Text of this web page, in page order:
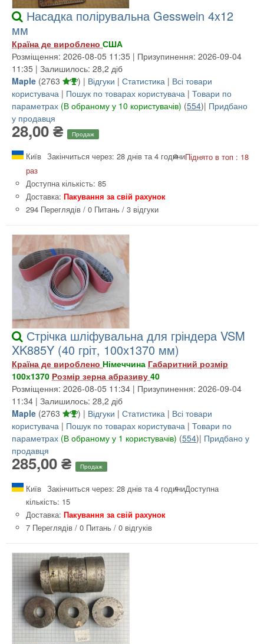
Насадка полірувальна Gesswein 4x12
мм
Країна де вироблено США
Розміщення: 2026-08-05 11:35 | Призупинення: 2026-09-04
11:35 | Залишилось: 28,2 діб
Maple (2763 ) | Відгуки | Статистика | Всі товари
користувача | Пошук по товарах користувача | Товари по
параметрах (В обраному у 10 користувачів) (554)| Придбано
у продавця
28,00 ₴ Продаж
Київ Закінчиться через: 28 днів та 4 годиниПіднято в топ : 18
раз
Доступна кількість: 85
Доставка: Пакування за свій рахунок
294 Переглядів / 0 Питань / 3 відгуки
Стрічка шліфувальна для гріндера VSM
XK885Y (40 гріт, 100х1370 мм)
Країна де вироблено Німеччина Габаритний розмір
100х1370 Розмір зерна абразиву 40
Розміщення: 2026-08-05 11:34 | Призупинення: 2026-09-04
11:34 | Залишилось: 28,2 діб
Maple (2763 ) | Відгуки | Статистика | Всі товари
користувача | Пошук по товарах користувача | Товари по
параметрах (В обраному у 1 користувачів) (554)| Придбано у
продавця
285,00 ₴ Продаж
Київ Закінчиться через: 28 днів та 4 годиниДоступна
кількість: 15
Доставка: Пакування за свій рахунок
7 Переглядів / 0 Питань / 0 відгуків